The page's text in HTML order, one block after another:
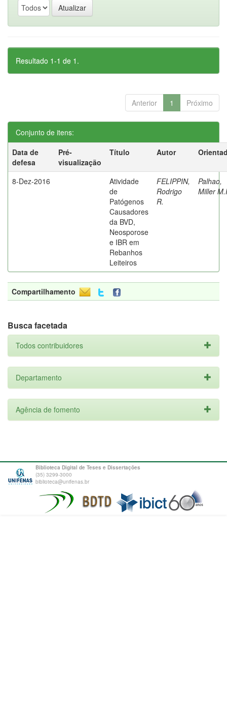
Resultado 1-1 de 1.
Anterior 1 Próximo
Conjunto de itens:
Data de
defesa
Pré-
visualização
Título Autor
8-Dez-2016
Atividade
de
Patógenos
Causadores
da BVD,
Neosporose
e IBR em
Rebanhos
Leiteiros
FELIPPIN,
Rodrigo
R.
Palhao,
Miller
Compartilhamento
Busca facetada
Todos contribuidores
Departamento
Agência de fomento
Biblioteca Digital de Teses e Dissertações
(35) 3299-3000
biblioteca@unifenas.br